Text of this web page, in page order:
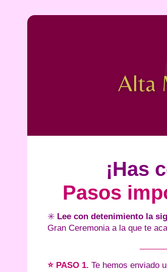
¡Has
Pasos
✳️ Lee con detenimiento la
Gran Ceremonia a la que te
⭐ PASO 1. Te hemos enviado